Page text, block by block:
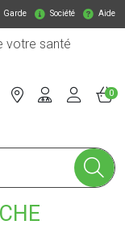
Garde Société Aide
votre santé
votre service
0